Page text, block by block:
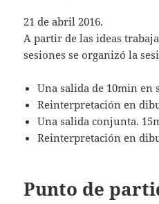
21 de abril 2016.
A partir de las ideas
sesiones se organizó la
Una salida de 10min en
Reinterpretación en
Una salida conjunta.
Reinterpretación en
Punto de